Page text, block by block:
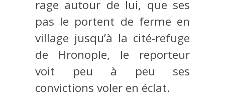
rage autour de lui, que ses
pas le portent de ferme en
village jusqu’à la cité-refuge
de Hronople, le reporteur
voit peu à peu ses
convictions voler en éclat.